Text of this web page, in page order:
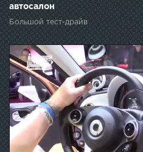
автосалон
Большой тест-драйв